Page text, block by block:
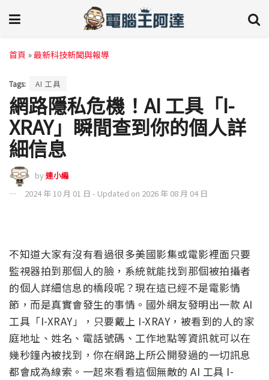
首頁 »最新科技新聞與報導
Tags: AI 工具
網路隱私危機！AI 工具「I-
XRAY」瞬間查到你的個人詳
細信息
by達小編
2024 年 10 月 01 日 - Updated on 2026 年 08 月 04 日
不知道大家有沒有看過很多美國影集或電影裡面只要
監視器拍到那個人的臉，系統就能找到那個被拍攝者
的個人詳細信息的橋段呢？現在這已經不是電影情
節，而是真實會發生的事情。國外網友發明出一款 AI
工具「I-XRAY」，只要戴上 I-XRAY，被看到的人的家
庭地址、姓名、電話號碼、工作地點等資訊就可以在
幾秒鐘內被找到，你在網路上所公開發過的一切訊息
都會成為線索。一起來看看這個無敵的 AI 工具 I-